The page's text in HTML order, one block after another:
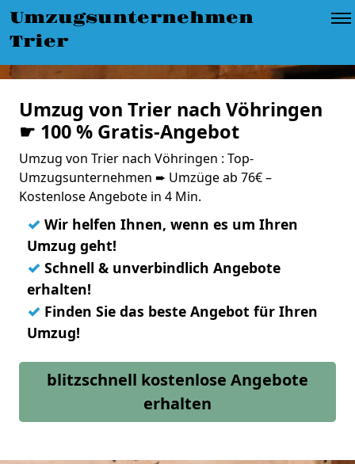
Umzugsunternehmen
Trier
Umzug von Trier nach Vöhringen
☛ 100 % Gratis-Angebot
Umzug von Trier nach Vöhringen : Top-
Umzugsunternehmen ➨ Umzüge ab 76€ –
Kostenlose Angebote in 4 Min.
✓ Wir helfen Ihnen, wenn es um Ihren
Umzug geht!
✓ Schnell & unverbindlich Angebote
erhalten!
✓ Finden Sie das beste Angebot für Ihren
Umzug!
blitzschnell kostenlose Angebote
erhalten